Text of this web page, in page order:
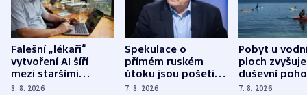
Falešní „lékaři“
vytvoření AI šíří
mezi staršími
Poláky nebezpečné
8. 8. 2026
Spekulace o
přímém ruském
útoku jsou pošetilé,
míní estonský
7. 8. 2026
Pobyt u
ploch zvyšuje
duševní
ukázala
7. 8. 2026